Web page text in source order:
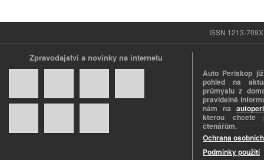
ISSN 1213-
Zpravodajství a novinky na internetu
Auto Periskop
pohled na
průmyslu z
pravidelně
nám na
kterou chcete
čtenářům.
Ochrana
Podmínky použití